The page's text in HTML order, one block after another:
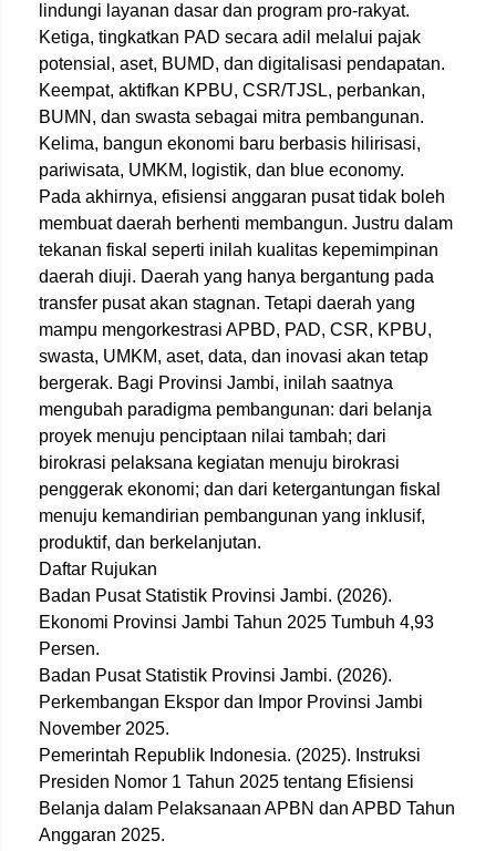
lindungi layanan dasar dan program pro-rakyat.
Ketiga, tingkatkan PAD secara adil melalui pajak
potensial, aset, BUMD, dan digitalisasi pendapatan.
Keempat, aktifkan KPBU, CSR/TJSL, perbankan,
BUMN, dan swasta sebagai mitra pembangunan.
Kelima, bangun ekonomi baru berbasis hilirisasi,
pariwisata, UMKM, logistik, dan blue economy.
Pada akhirnya, efisiensi anggaran pusat tidak boleh
membuat daerah berhenti membangun. Justru dalam
tekanan fiskal seperti inilah kualitas kepemimpinan
daerah diuji. Daerah yang hanya bergantung pada
transfer pusat akan stagnan. Tetapi daerah yang
mampu mengorkestrasi APBD, PAD, CSR, KPBU,
swasta, UMKM, aset, data, dan inovasi akan tetap
bergerak. Bagi Provinsi Jambi, inilah saatnya
mengubah paradigma pembangunan: dari belanja
proyek menuju penciptaan nilai tambah; dari
birokrasi pelaksana kegiatan menuju birokrasi
penggerak ekonomi; dan dari ketergantungan fiskal
menuju kemandirian pembangunan yang inklusif,
produktif, dan berkelanjutan.
Daftar Rujukan
Badan Pusat Statistik Provinsi Jambi. (2026).
Ekonomi Provinsi Jambi Tahun 2025 Tumbuh 4,93
Persen.
Badan Pusat Statistik Provinsi Jambi. (2026).
Perkembangan Ekspor dan Impor Provinsi Jambi
November 2025.
Pemerintah Republik Indonesia. (2025). Instruksi
Presiden Nomor 1 Tahun 2025 tentang Efisiensi
Belanja dalam Pelaksanaan APBN dan APBD Tahun
Anggaran 2025.